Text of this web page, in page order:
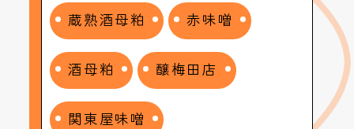
蔵熟酒母粕 赤味噌
酒母粕 醸梅田店
関東屋味噌